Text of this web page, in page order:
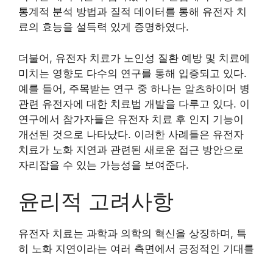
통계적 분석 방법과 질적 데이터를 통해 유전자 치
료의 효능을 설득력 있게 증명하였다.
더불어, 유전자 치료가 노인성 질환 예방 및 치료에
미치는 영향도 다수의 연구를 통해 입증되고 있다.
예를 들어, 주목받는 연구 중 하나는 알츠하이머 병
관련 유전자에 대한 치료법 개발을 다루고 있다. 이
연구에서 참가자들은 유전자 치료 후 인지 기능이
개선된 것으로 나타났다. 이러한 사례들은 유전자
치료가 노화 지연과 관련된 새로운 접근 방안으로
자리잡을 수 있는 가능성을 보여준다.
윤리적 고려사항
유전자 치료는 과학과 의학의 혁신을 상징하며, 특
히 노화 지연이라는 여러 측면에서 긍정적인 기대를